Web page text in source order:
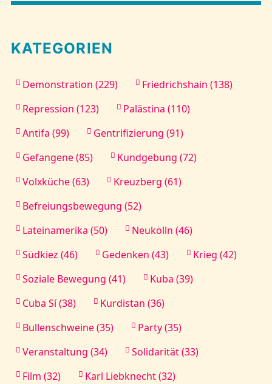
KATEGORIEN
Demonstration (229)
Friedrichshain (138)
Repression (123)
Palästina (110)
Antifa (99)
Gentrifizierung (91)
Gefangene (85)
Kundgebung (72)
Volxküche (63)
Kreuzberg (61)
Befreiungsbewegung (52)
Lateinamerika (50)
Neukölln (46)
Südkiez (46)
Gedenken (43)
Krieg (42)
Soziale Bewegung (41)
Kuba (39)
Cuba Sí (38)
Kurdistan (36)
Bullenschweine (35)
Party (35)
Veranstaltung (34)
Solidarität (33)
Film (32)
Karl Liebknecht (32)